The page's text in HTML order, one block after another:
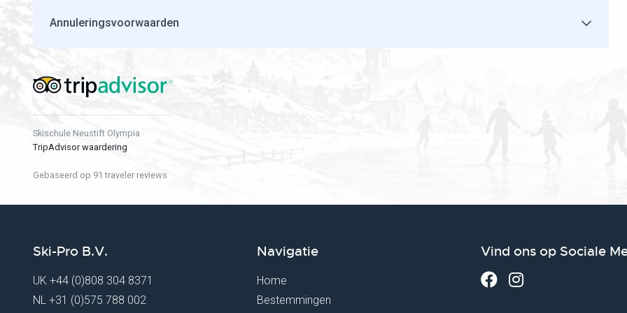
Annuleringsvoorwaarden
Skischule Neustift Olympia
TripAdvisor waardering
Gebaseerd op 91 traveler reviews
Ski-Pro B.V.
UK +44 (0)808 304 8371
NL +31 (0)575 788 002
Navigatie
Home
Bestemmingen
Vind ons op Sociale